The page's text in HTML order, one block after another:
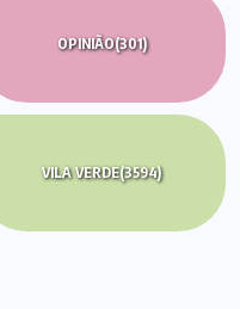
OPINIÃO(301)
VILA VERDE(3594)